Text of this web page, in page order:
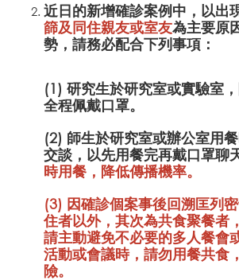
近日的新增確診案例中，以出
篩及同住親友或室友為主要原
勢，請務必配合下列事項：
(1) 研究生於研究室或實驗室
全程佩戴口罩。
(2) 師生於研究室或辦公室用
交談，以先用餐完再戴口罩聊
時用餐，降低傳播機率。
(3) 因確診個案事後回溯匡列
住者以外，其次為共食聚餐者
請主動避免不必要的多人餐會
活動或會議時，請勿用餐共食
險。